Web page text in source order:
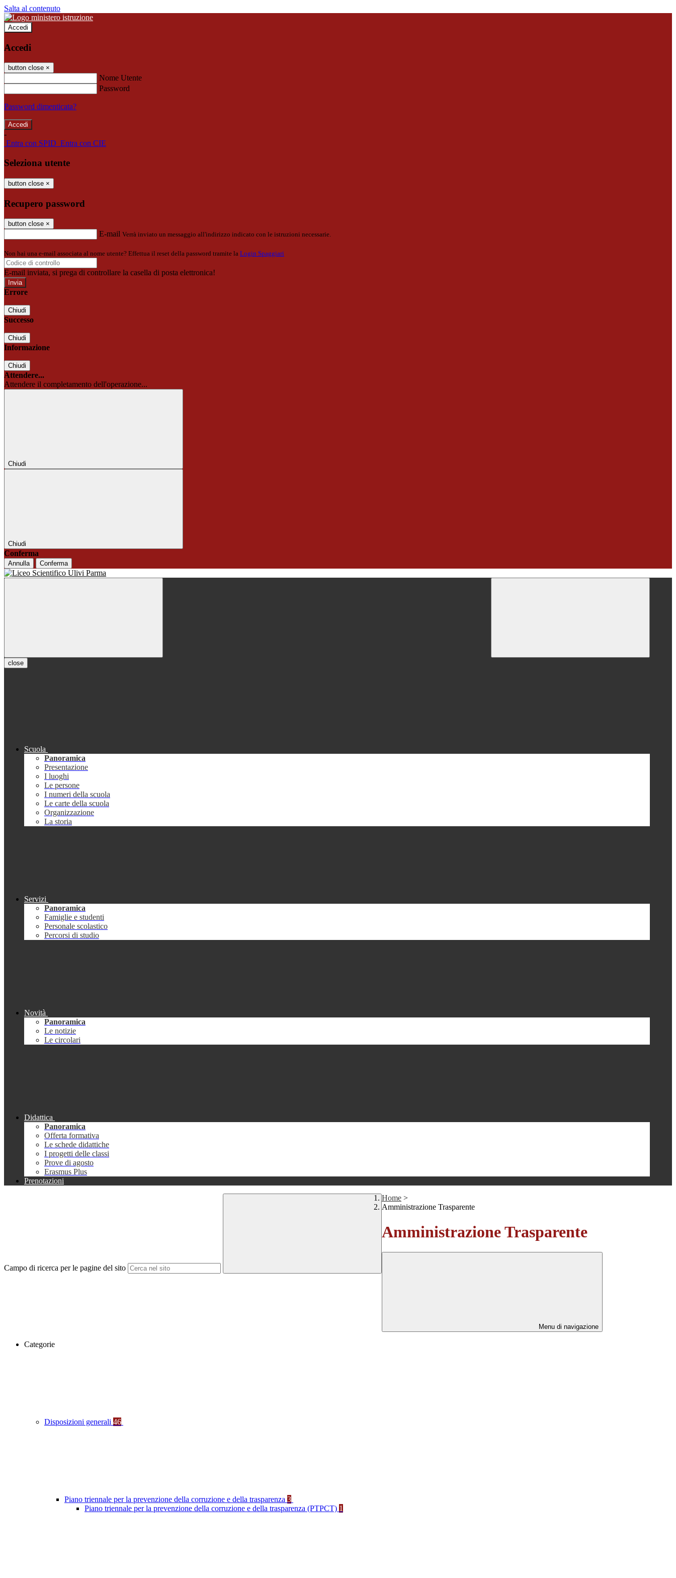
Salta al contenuto
Accedi
Accedi
button close ×
Nome Utente
Password
Password dimenticata?
-
Entra con SPID Entra con CIE
Seleziona utente
button close ×
Recupero password
button close ×
E-mail Verrà inviato un messaggio all'indirizzo indicato con le istruzioni necessarie.
Non hai una e-mail associata al nome utente? Effettua il reset della password tramite la Login Spaggiari
E-mail inviata, si prega di controllare la casella di posta elettronica!
Errore
Chiudi
Successo
Chiudi
Informazione
Chiudi
Attendere...
Attendere il completamento dell'operazione...
Chiudi
Chiudi
Conferma
Annulla Conferma
close
Scuola
Panoramica
Presentazione
I luoghi
Le persone
I numeri della scuola
Le carte della scuola
Organizzazione
La storia
Servizi
Panoramica
Famiglie e studenti
Personale scolastico
Percorsi di studio
Novità
Panoramica
Le notizie
Le circolari
Didattica
Panoramica
Offerta formativa
Le schede didattiche
I progetti delle classi
Prove di agosto
Erasmus Plus
Prenotazioni
Campo di ricerca per le pagine del sito
Home >
Amministrazione Trasparente
Amministrazione Trasparente
Menu di navigazione
Categorie
Disposizioni generali 46
Piano triennale per la prevenzione della corruzione e della trasparenza 3
Piano triennale per la prevenzione della corruzione e della trasparenza (PTPCT) 1